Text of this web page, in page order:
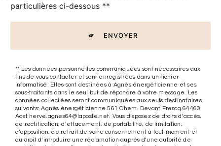
particulières ci-dessous **
ENVOYER
** Les données personnelles communiquées sont nécessaires aux
fins de vous contacter et sont enregistrées dans un fichier
informatisé. Elles sont destinées à Agnès énergéticienne et ses
sous-traitants dans le seul but de répondre à votre message. Les
données collectées seront communiquées aux seuls destinataires
suivants: Agnès énergéticienne 561 Chem. Devant Frescq 64460
Aast herve.agnes64@laposte.net. Vous disposez de droits d’accès,
de rectification, d’effacement, de portabilité, de limitation,
d’opposition, de retrait de votre consentement à tout moment et
du droit d’introduire une réclamation auprès d’une autorité de